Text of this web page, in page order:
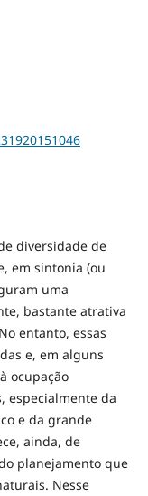
diversidade de
em sintonia (ou
uma
bastante atrativa
entanto, essas
e, em alguns
ocupação
especialmente da
e da grande
ainda, de
planejamento que
Nesse